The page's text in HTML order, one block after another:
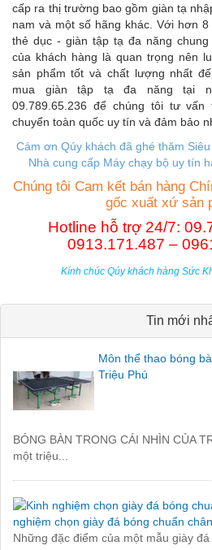
cấp ra thị trường bao gồm giàn tạ
nam và một số hãng khác. Với hơn
thẻ dục - giàn tập tạ đa năng
của khách hàng là quan trọng nên
sản phẩm tốt và chất lượng nhất
mua giàn tập tạ đa năng tại
09.789.65.236 để chúng tôi tư
chuyển toàn quốc uy tín và đảm bảo
Cám ơn Qúy khách đã ghé thăm
Nhà cung cấp Máy chạy bộ uy tín
Chúng tôi Cam kết bán hàng
gốc xuất xứ sản
Hotline hỗ trợ 24/7:
0913.171.487 –
Kính chúc Qúy khách hàng Sức
Tin mới
Môn thể thao bóng
Triệu Phú
BÓNG BÀN TRONG CÁI NHÌN CỦA
một triệu...
nghiệm chọn giày đá bóng chuẩn
Những đặc điểm của một mẫu giày